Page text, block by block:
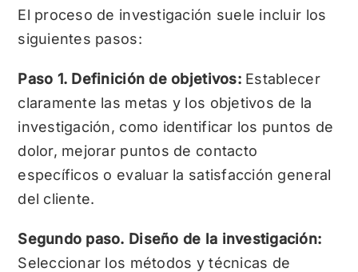
El proceso de investigación suele incluir los
siguientes pasos:
Paso 1. Definición de objetivos:Establecer
claramente las metas y los objetivos de la
investigación, como identificar los puntos de
dolor, mejorar puntos de contacto
específicos o evaluar la satisfacción general
del cliente.
Segundo paso. Diseño de la investigación:
Seleccionar los métodos y técnicas de